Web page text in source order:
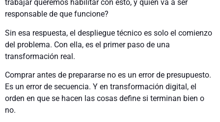
trabajar queremos habilitar con esto, y quién va a ser
responsable de que funcione?
Sin esa respuesta, el despliegue técnico es solo el comienzo
del problema. Con ella, es el primer paso de una
transformación real.
Comprar antes de prepararse no es un error de presupuesto.
Es un error de secuencia. Y en transformación digital, el
orden en que se hacen las cosas define si terminan bien o
no.